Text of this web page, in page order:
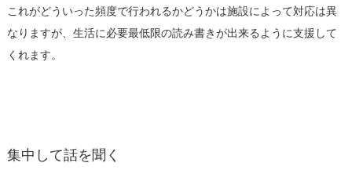
これがどういった頻度で行われるかどうかは施設によって対応は異
なりますが、生活に必要最低限の読み書きが出来るように支援して
くれます。
集中して話を聞く